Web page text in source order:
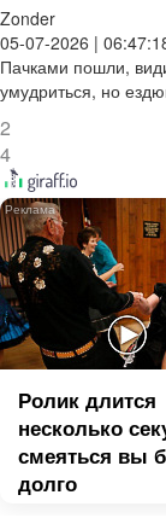
Zonder
05-07-2026 |
Пачками пошли,
умудриться, но
2
4
Ролик длится
несколько
смеяться вы
долго